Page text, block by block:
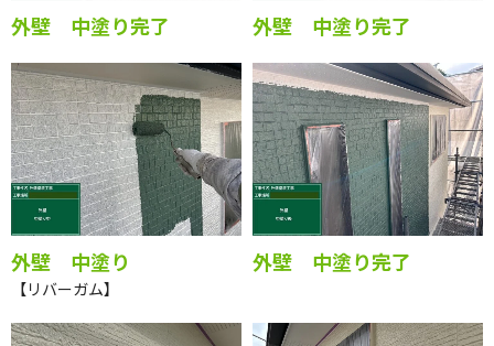
外壁 中塗り完了 外壁 中塗り完了
外壁 中塗り
【リバーガム】
外壁 中塗り完了